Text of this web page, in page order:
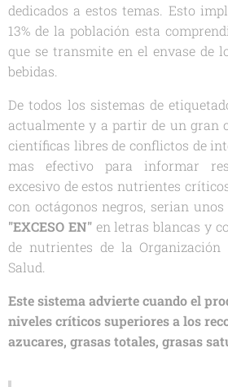
dedicados a estos temas. Esto
13% de la población esta
que se transmite en el envase de
bebidas.
De todos los sistemas de
actualmente y a partir de un gran
científicas libres de conflictos de
mas efectivo para informar
excesivo de estos nutrientes
con octágonos negros, serian
"EXCESO EN"en letras blancas y
de nutrientes de la Organización
Salud.
Este sistema advierte cuando el
niveles críticos superiores a los
azucares, grasas totales, grasas